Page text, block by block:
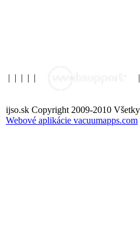
| | | | | |
ijso.sk Copyright 2009-2010
Webové aplikácie vacuumapps.com